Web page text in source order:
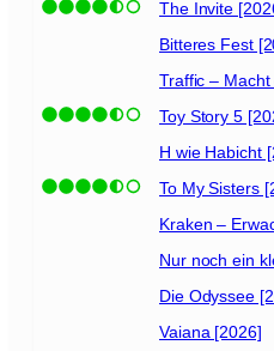
The Invite
Bitteres Fest
Traffic –
Toy Story 5
H wie Habicht
To My Sisters
Kraken –
Nur noch ein
Die Odyssee
Vaiana [2026]